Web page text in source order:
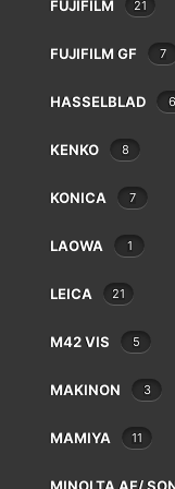
FUJIFILM 21
FUJIFILM GF 7
HASSELBLAD 6
KENKO 8
KONICA 7
LAOWA 1
LEICA 21
M42 VIS 5
MAKINON 3
MAMIYA 11